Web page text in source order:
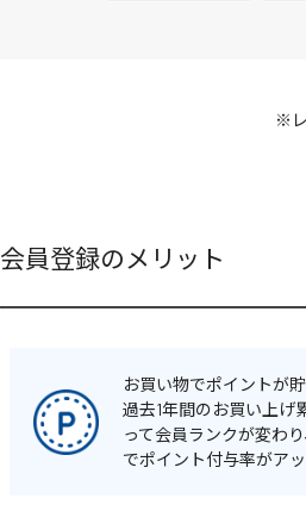
※
会員登録のメリット
お買い物でポイントが貯
過去1年間のお買い上げ
って会員ランクが変わり
でポイント付与率がアッ